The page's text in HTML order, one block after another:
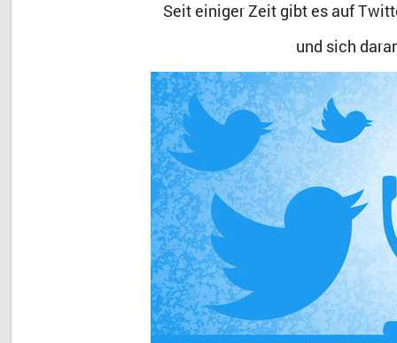
Seit einiger Zeit gibt es auf
und sich